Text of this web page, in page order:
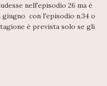
nell'episodio 26 ma è
con l'episodio n.34 o
è prevista solo se gli